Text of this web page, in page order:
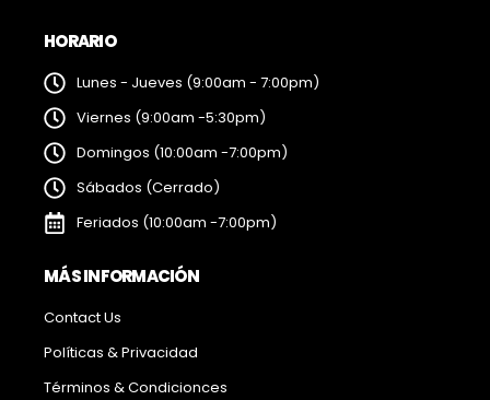
HORARIO
Lunes - Jueves (9:00am - 7:00pm)
Viernes (9:00am -5:30pm)
Domingos (10:00am -7:00pm)
Sábados (Cerrado)
Feriados (10:00am -7:00pm)
MÁS INFORMACIÓN
Contact Us
Políticas & Privacidad
Términos & Condicionces